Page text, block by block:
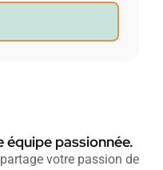
équipe passionnée.
votre passion de